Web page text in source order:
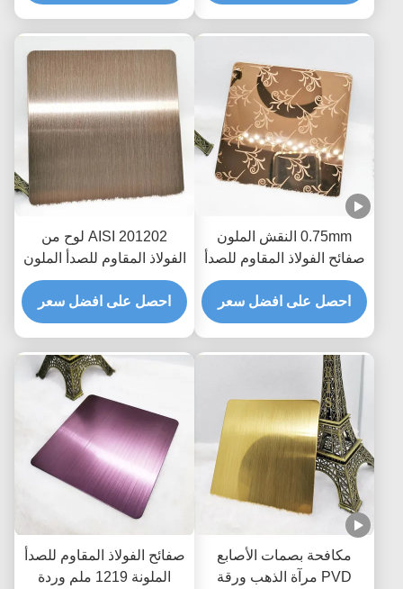
0.75mm النقش الملون
صفائح الفولاذ المقاوم للصدأ
10 قدم للمصعد الديكور
احصل على افضل سعر
AISI 201202 لوح من
الفولاذ المقاوم للصدأ الملون
لشريط شعري من النحاس
الأحمر 150 * 300 سم
احصل على افضل سعر
مكافحة بصمات الأصابع
PVD مرآة الذهب ورقة
صفائح الفولاذ المقاوم للصدأ
الملونة 1219 ملم وردة